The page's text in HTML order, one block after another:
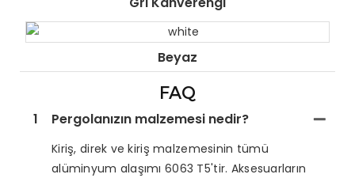
Beyaz
FAQ
1 Pergolanızın malzemesi nedir?
Kiriş, direk ve kiriş malzemesinin tümü
alüminyum alaşımı 6063 T5'tir. Aksesuarların